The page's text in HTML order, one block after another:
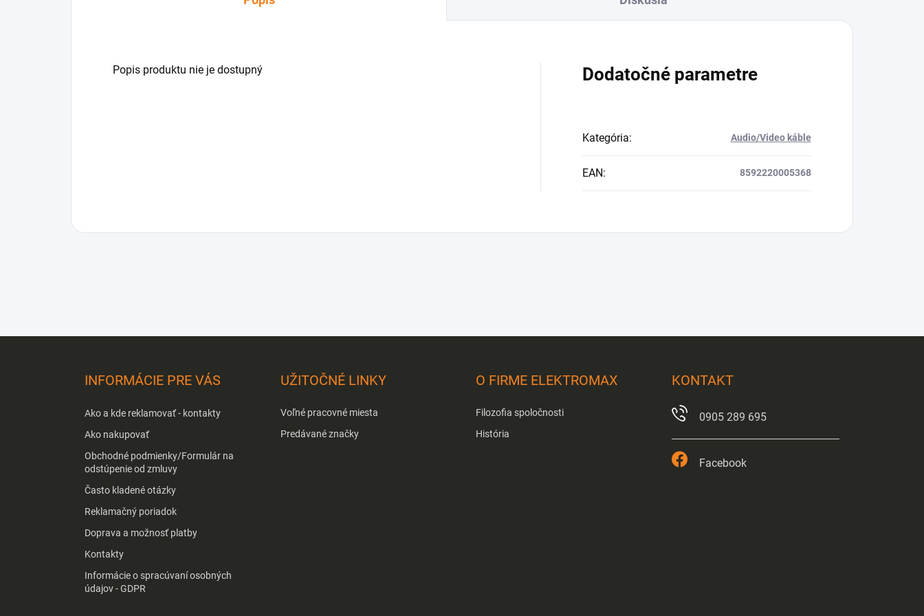
Popis produktu nie je dostupný Dodatočné parametre
Kategória: Audio/Video káble
EAN: 8592220005368
INFORMÁCIE PRE VÁS
Ako a kde reklamovať - kontakty
Ako nakupovať
Obchodné podmienky/Formulár na
odstúpenie od zmluvy
Často kladené otázky
Reklamačný poriadok
Doprava a možnosť platby
Kontakty
Informácie o spracúvaní osobných
údajov - GDPR
UŽITOČNÉ LINKY
Voľné pracovné miesta
Predávané značky
O FIRME ELEKTROMAX
Filozofia spoločnosti
História
KONTAKT
0905 289 695
Facebook